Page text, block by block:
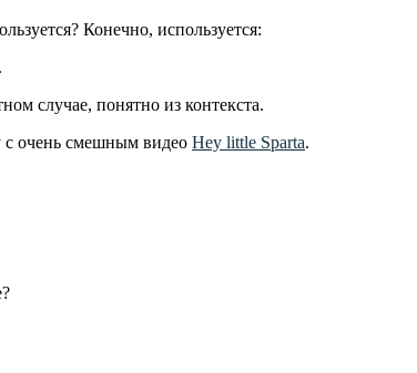
Конечно, используется:
случае, понятно из контекста.
с очень смешным видео Hey little Sparta.